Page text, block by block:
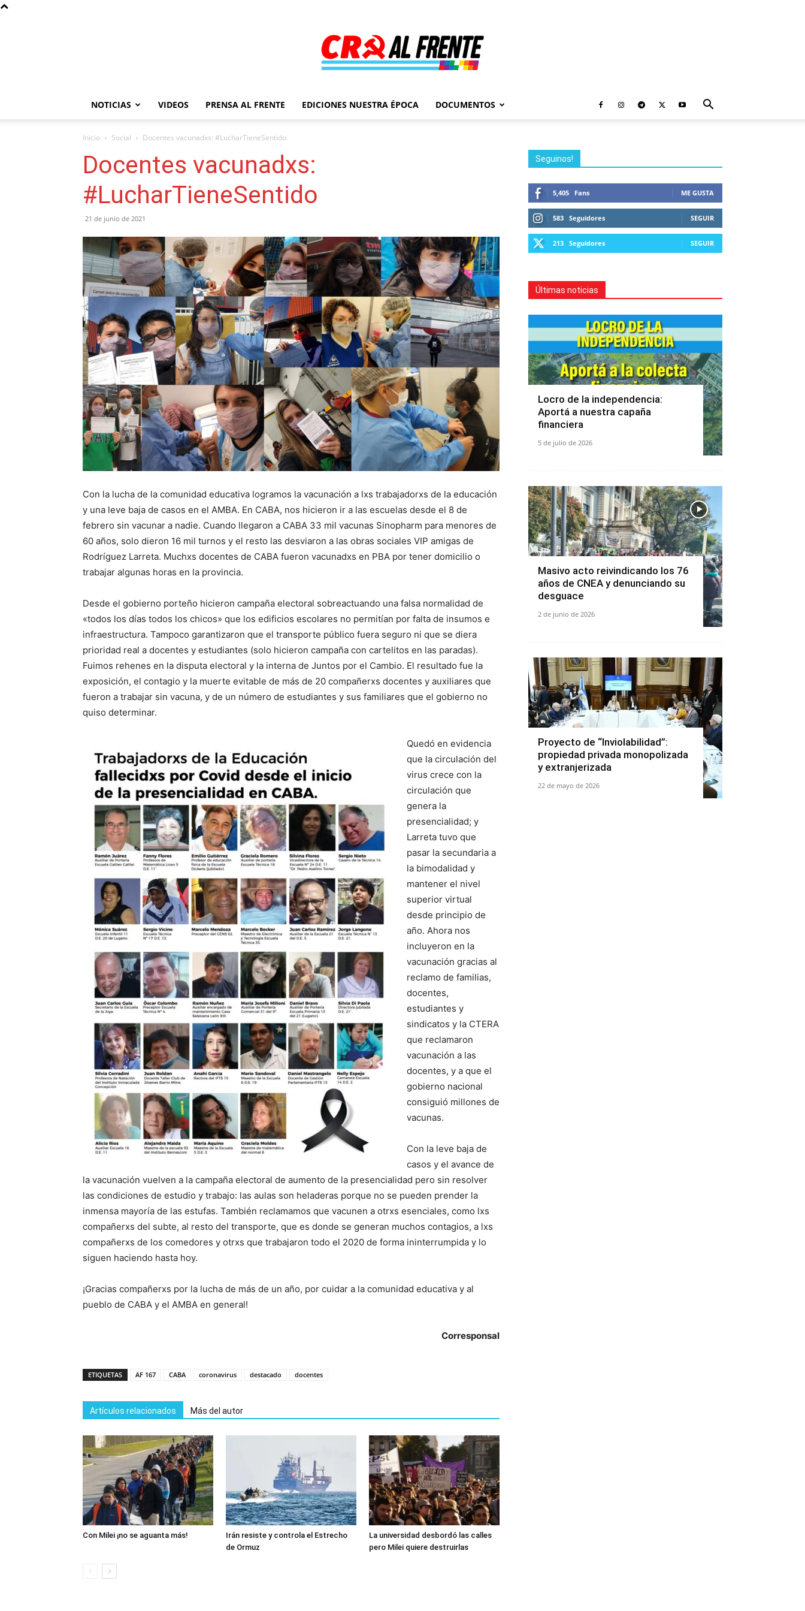
Al
–
CR
NOTICIAS VIDEOS PRENSA AL FRENTE EDICIONES NUESTRA ÉPOCA DOCUMENTOS
Inicio Social Docentes vacunadxs: #LucharTieneSentido
Docentes vacunadxs:
#LucharTieneSentido
21 de junio de 2021
Con la lucha de la comunidad educativa logramos la vacunación a lxs trabajadorxs de la educación
y una leve baja de casos en el AMBA. En CABA, nos hicieron ir a las escuelas desde el 8 de
febrero sin vacunar a nadie. Cuando llegaron a CABA 33 mil vacunas Sinopharm para menores de
60 años, solo dieron 16 mil turnos y el resto las desviaron a las obras sociales VIP amigas de
Rodríguez Larreta. Muchxs docentes de CABA fueron vacunadxs en PBA por tener domicilio o
trabajar algunas horas en la provincia.
Desde el gobierno porteño hicieron campaña electoral sobreactuando una falsa normalidad de
«todos los días todos los chicos» que los edificios escolares no permitían por falta de insumos e
infraestructura. Tampoco garantizaron que el transporte público fuera seguro ni que se diera
prioridad real a docentes y estudiantes (solo hicieron campaña con cartelitos en las paradas).
Fuimos rehenes en la disputa electoral y la interna de Juntos por el Cambio. El resultado fue la
exposición, el contagio y la muerte evitable de más de 20 compañerxs docentes y auxiliares que
fueron a trabajar sin vacuna, y de un número de estudiantes y sus familiares que el gobierno no
quiso determinar.
Quedó en evidencia
que la circulación del
virus crece con la
circulación que
genera la
presencialidad; y
Larreta tuvo que
pasar la secundaria a
la bimodalidad y
mantener el nivel
superior virtual
desde principio de
año. Ahora nos
incluyeron en la
vacunación gracias al
reclamo de familias,
docentes,
estudiantes y
sindicatos y la CTERA
que reclamaron
vacunación a las
docentes, y a que el
gobierno nacional
consiguió millones de
vacunas.
Con la leve baja de
casos y el avance de
la vacunación vuelven a la campaña electoral de aumento de la presencialidad pero sin resolver
las condiciones de estudio y trabajo: las aulas son heladeras porque no se pueden prender la
inmensa mayoría de las estufas. También reclamamos que vacunen a otrxs esenciales, como lxs
compañerxs del subte, al resto del transporte, que es donde se generan muchos contagios, a lxs
compañerxs de los comedores y otrxs que trabajaron todo el 2020 de forma ininterrumpida y lo
siguen haciendo hasta hoy.
¡Gracias compañerxs por la lucha de más de un año, por cuidar a la comunidad educativa y al
pueblo de CABA y el AMBA en general!
Corresponsal
ETIQUETAS AF 167 CABA coronavirus destacado docentes
Artículos relacionados Más del autor
Con Milei ¡no se aguanta más!
Irán resiste y controla el Estrecho
de Ormuz
La universidad desbordó las calles
pero Milei quiere destruirlas
Seguinos!
5,405 Fans ME GUSTA
583 Seguidores SEGUIR
213 Seguidores SEGUIR
Últimas noticias
Locro de la independencia:
Aportá a nuestra capaña
financiera
5 de julio de 2026
Masivo acto reivindicando los 76
años de CNEA y denunciando su
desguace
2 de junio de 2026
Proyecto de “Inviolabilidad”:
propiedad privada monopolizada
y extranjerizada
22 de mayo de 2026